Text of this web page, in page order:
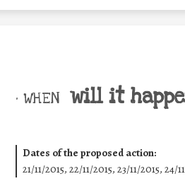
• WHEN will it
Dates of the proposed action:
21/11/2015, 22/11/2015, 23/11/2015, 24/